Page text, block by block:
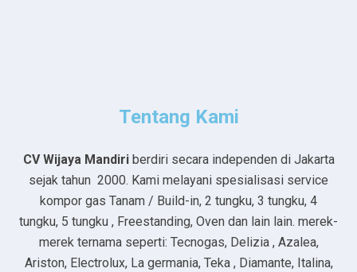
Tentang Kami
CV Wijaya Mandiriberdiri secara independen di Jakarta
sejak tahun 2000. Kami melayani spesialisasi service
kompor gas Tanam / Build-in, 2 tungku, 3 tungku, 4
tungku, 5 tungku , Freestanding, Oven dan lain lain. merek-
merek ternama seperti: Tecnogas, Delizia , Azalea,
Ariston, Electrolux, La germania, Teka , Diamante, Italina,